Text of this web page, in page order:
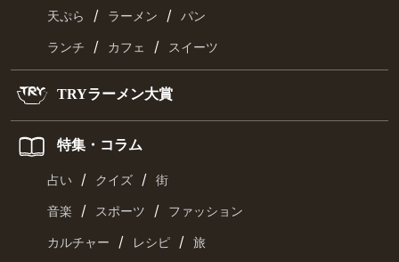
天ぷら / ラーメン / パン
ランチ / カフェ / スイーツ
TRYラーメン大賞
特集・コラム
占い / クイズ / 街
音楽 / スポーツ / ファッション
カルチャー / レシピ / 旅